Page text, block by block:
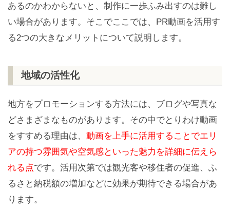
あるのかわからないと、制作に一歩ふみ出すのは難し
い場合があります。そこでここでは、PR動画を活用す
る2つの大きなメリットについて説明します。
地域の活性化
地方をプロモーションする方法には、ブログや写真な
どさまざまなものがあります。その中でとりわけ動画
をすすめる理由は、 動画を上手に活用することでエリ
アの持つ雰囲気や空気感といった魅力を詳細に伝えら
れる点です。活用次第では観光客や移住者の促進、ふ
るさと納税額の増加などに効果が期待できる場合があ
ります。